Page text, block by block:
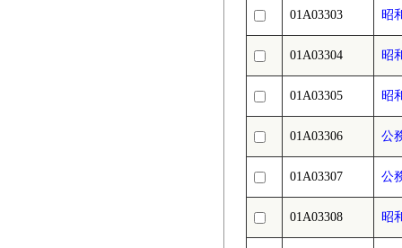
01A03303 昭
01A03304 昭
01A03305 昭
01A03306 公
01A03307 公
01A03308 昭